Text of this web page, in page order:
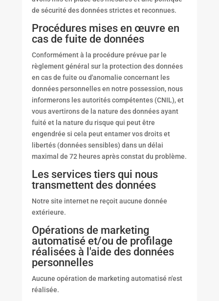
de sécurité des données strictes et reconnues.
Procédures mises en œuvre en
cas de fuite de données
Conformément à la procédure prévue par le
règlement général sur la protection des données
en cas de fuite ou d'anomalie concernant les
données personnelles en notre possession, nous
informerons les autorités compétentes (CNIL), et
vous avertirons de la nature des données ayant
fuité et la nature du risque qui peut être
engendrée si cela peut entamer vos droits et
libertés (données sensibles) dans un délai
maximal de 72 heures après constat du problème.
Les services tiers qui nous
transmettent des données
Notre site internet ne reçoit aucune donnée
extérieure.
Opérations de marketing
automatisé et/ou de profilage
réalisées à l'aide des données
personnelles
Aucune opération de marketing automatisé n'est
réalisée.